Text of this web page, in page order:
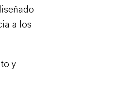
a los
y